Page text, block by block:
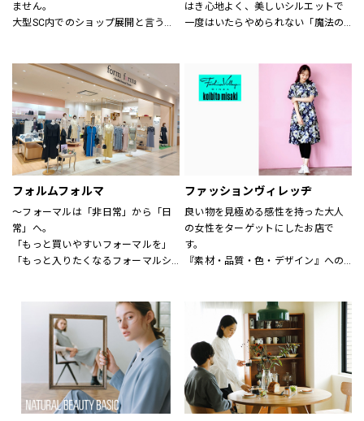
ません。
大型SC内でのショップ展開と言う利
指しています。
ローマ字屋号や店舗レイアウト等も
若い感性を生かし、幅広い年齢層の
お客様を対象にした店舗となってい
ます。
また、品揃えについても振袖、訪問
着、袋帯　等様々な高級呉服の品々
を驚くほどの超破格にてご奉仕致し
皆さま是非ともお立ち寄り下さい。
店舗スタッフ一同お待ち申し上げて
おります。
はき心地よく、美しいシルエットで
一度はいたらやめられない「魔法の
ンや限定カラーも人気です。
サイズも3号～21号と豊富に揃いま
す。（カラーにより異なります）
ショップでは、パンツフィッターが
一人ひとりに合わせたパンツ探しの
お手伝いや、きれいに見えるはき方
をアドバイスいたします。
どうぞお気軽にお声掛け下さい。
フォルムフォルマ
～フォーマルは「非日常」から「日
常」へ。
「もっと買いやすいフォーマルを」
「もっと入りたくなるフォーマルシ
結婚式、お別れ、パーティー、そし
てちょっとしたお出かけなど
特別な日も、日常も様々なシーンで
着まわせるアイテムをトータルに
提案する新しいフォーマルコンセプ
トショップ。
ファッションヴィレッヂ
良い物を見極める感性を持った大人
の女性をターゲットにしたお店で
す。
『素材・品質・色・デザイン』への
毎日着れるシンプルなものからデザ
インにこだわった商品、そして最新
のお値打ちファッションも用意して
います。
特別なルートで仕入れた商品にきっ
と満足いただけるはずです。